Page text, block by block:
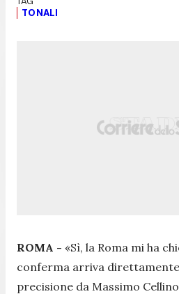
TONALI
ROMA - «Sì, la Roma mi ha
conferma arriva direttamente
precisione da Massimo